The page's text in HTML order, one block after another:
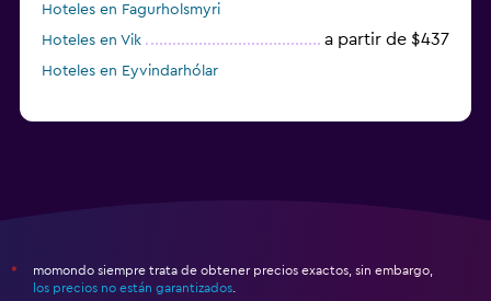
Hoteles en Fagurholsmyri
Hoteles en Vik
a partir de $437
Hoteles en Eyvindarhólar
*
momondo siempre trata de obtener precios exactos, sin embargo,
los precios no están garantizados